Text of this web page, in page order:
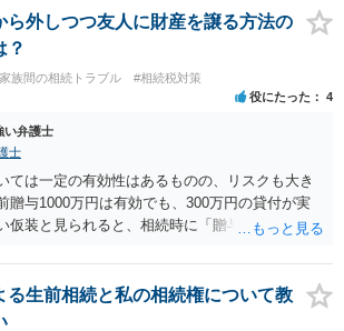
ら外しつつ友人に財産を譲る方法の
？
族間の相続トラブル #相続税対策
役にたった 4
い弁護士
士
ては一定の有効性はあるものの、リスクも大き
贈与1000万円は有効でも、300万円の貸付が実
仮装と見られると、相続時に「贈与」と評価さ
のとしては、 ①信託（家族信託・目的信託） 財
託者（信頼できる友人や専門職）に管理させ、
活費・介護費に優先充当 ・残余を友人や慈善団
る生前相続と私の相続権について教